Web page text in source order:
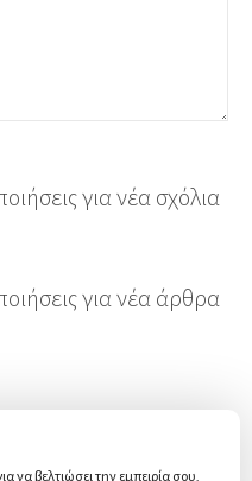
για νέα σχόλια
για νέα άρθρα
να βελτιώσει την εμπειρία σου,